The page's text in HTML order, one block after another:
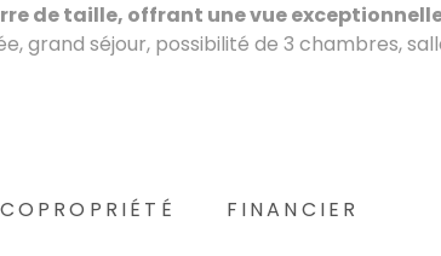
de taille, offrant une vue
grand séjour, possibilité de 3 chambres,
COPROPRIÉTÉ FINANCIER